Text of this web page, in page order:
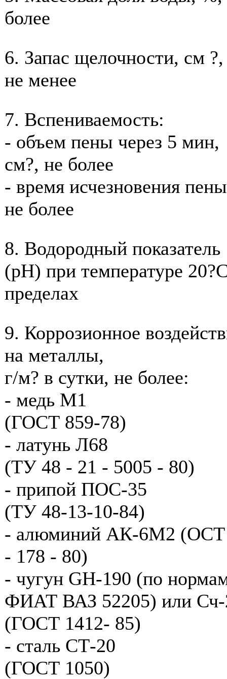
более
6. Запас щелочности, см ?,
не менее
7. Вспениваемость:
- объем пены через 5 мин,
см?, не более
- время исчезновения
не более
8. Водородный показатель
(рН) при температуре
пределах
9. Коррозионное
на металлы,
г/м? в сутки, не более:
- медь М1
(ГОСТ 859-78)
- латунь Л68
(ТУ 48 - 21 - 5005 - 80)
- припой ПОС-35
(ТУ 48-13-10-84)
- алюминий АК-6М2 (ОСТ
- 178 - 80)
- чугун GН-190 (по
ФИАТ ВАЗ 52205) или Сч-
(ГОСТ 1412- 85)
- сталь СТ-20
(ГОСТ 1050)